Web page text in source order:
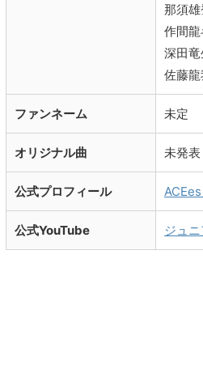
那須雄
作間
深田竜
佐藤
ファンネーム 未定
オリジナル曲 未発表
公式プロフィール
公式YouTube ジュ